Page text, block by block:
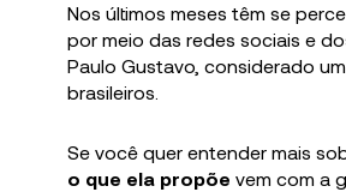
Nos últimos meses têm se
por meio das redes sociais e
Paulo Gustavo, considerado
brasileiros.
Se você quer entender mais
o que ela propõe vem com a